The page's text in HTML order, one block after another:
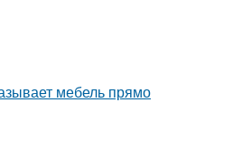
мебель прямо